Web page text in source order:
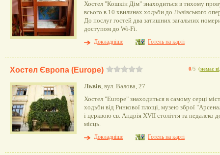
Хостел "Кошкін Дім" знаходиться в тихому
всього в 10 хвилинах ходьби до Львівського
До послуг гостей два затишних загальних
доступом до Wi-Fi.
Докладніше
Готель на карті
0/5 (немає
Хостел Європа (Europe)
Львів, вул. Валова, 27
Хостел "Europe" знаходиться в самому серці
ходьби від Ринкової площі, музею зброї
і церквою св. Андрія XVII століття та недалеко
місць.
Докладніше
Готель на карті